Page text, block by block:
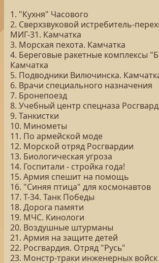
1. "Кухня" Часового
2. Сверхзвуковой истребитель-
МИГ-31. Камчатка
3. Морская пехота. Камчатка
4. Береговые ракетные комплексы
Камчатка
5. Подводники Вилючинска.
6. Врачи специального назначения
7. Бронепоезд
8. Учебный центр спецназа
9. Танкистки
10. Минометы
11. По армейской моде
12. Морской отряд Росгвардии
13. Биологическая угроза
14. Госпитали - стройка года!
15. Армия спешит на помощь
16. "Синяя птица" для космонавтов
17. Т-34. Танк Победы
18. Дорога памяти
19. МЧС. Кинологи
20. Воздушные штурманы
21. Армия на защите детей
22. Росгвардия. Отряд "Русь"
23. Монстр-траки инженерных войск